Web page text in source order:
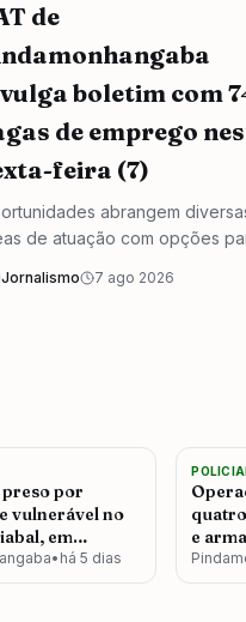
de
boletim com
de emprego
feira (7)
abrangem
de atuação com opções
níveis de escolaridade
de experiência na
Jornalismo 7 ago 2026
preso por
vulnerável no
em
• há 5 dias
3
e